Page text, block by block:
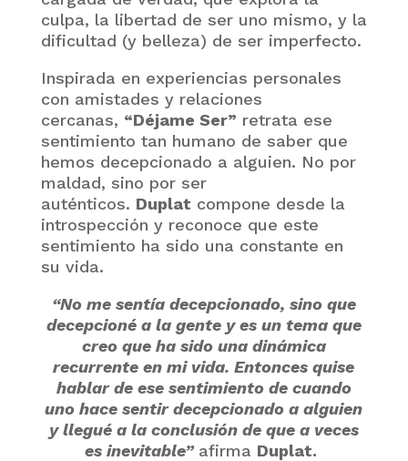
culpa, la libertad de ser uno mismo, y la
dificultad (y belleza) de ser imperfecto.
Inspirada en experiencias personales
con amistades y relaciones
cercanas, “Déjame Ser” retrata ese
sentimiento tan humano de saber que
hemos decepcionado a alguien. No por
maldad, sino por ser
auténticos. Duplat compone desde la
introspección y reconoce que este
sentimiento ha sido una constante en
su vida.
“No me sentía decepcionado, sino que
decepcioné a la gente y es un tema que
creo que ha sido una dinámica
recurrente en mi vida. Entonces quise
hablar de ese sentimiento de cuando
uno hace sentir decepcionado a alguien
y llegué a la conclusión de que a veces
es inevitable”afirma Duplat.